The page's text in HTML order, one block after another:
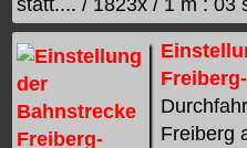
statt.... / 1823x / 1 m : 03
Freiberg